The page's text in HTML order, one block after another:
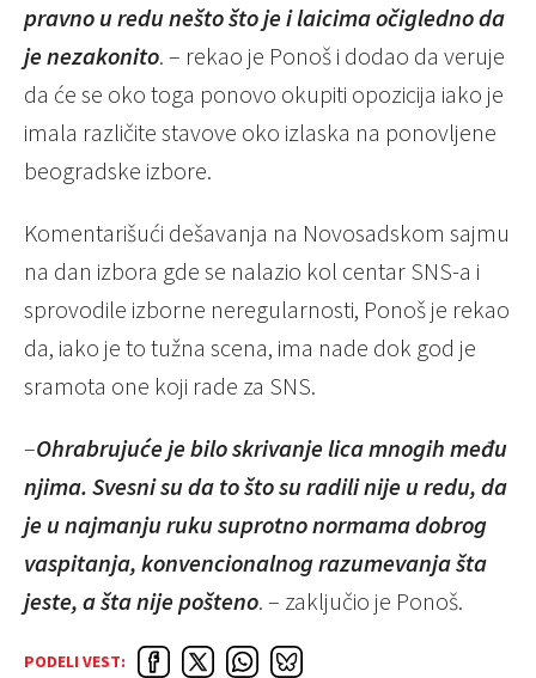
pravno u redu nešto što je i laicima očigledno da
je nezakonito. – rekao je Ponoš i dodao da veruje
da će se oko toga ponovo okupiti opozicija iako je
imala različite stavove oko izlaska na ponovljene
beogradske izbore.
Komentarišući dešavanja na Novosadskom sajmu
na dan izbora gde se nalazio kol centar SNS-a i
sprovodile izborne neregularnosti, Ponoš je rekao
da, iako je to tužna scena, ima nade dok god je
sramota one koji rade za SNS.
–Ohrabrujuće je bilo skrivanje lica mnogih među
njima. Svesni su da to što su radili nije u redu, da
je u najmanju ruku suprotno normama dobrog
vaspitanja, konvencionalnog razumevanja šta
jeste, a šta nije pošteno. – zaključio je Ponoš.
PODELI VEST: